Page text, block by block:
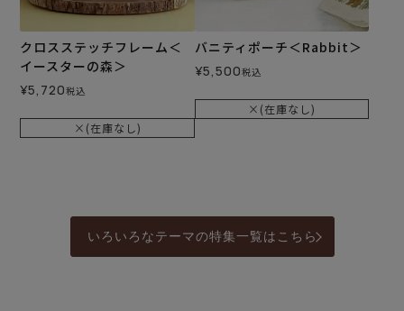
クロスステッチフレーム＜
イースターの森＞
¥5,720税込
×(在庫なし)
バニティポーチ＜Rabbit＞
¥5,500税込
×(在庫なし)
いろいろなテーマの特集一覧はこちら